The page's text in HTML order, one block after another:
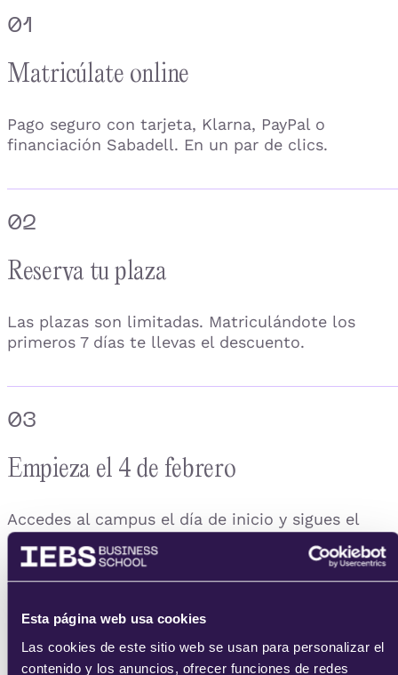
Esta página web usa cookies
Las cookies de este sitio web se usan para personalizar el
contenido y los anuncios, ofrecer funciones de redes
01
Matricúlate online
Pago seguro con tarjeta, Klarna, PayPal o
financiación Sabadell. En un par de clics.
02
Reserva tu plaza
Las plazas son limitadas. Matriculándote los
primeros 7 días te llevas el descuento.
03
Empieza el 4 de febrero
Accedes al campus el día de inicio y sigues el
curso durante el mes, con clases en directo.
04
Consigue tu certificado